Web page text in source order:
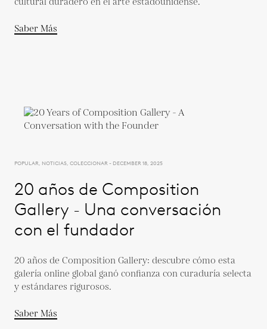
Saber Más
POPULAR, NOTICIAS, COLECCIONAR - DECEMBER 18, 2025
20 años de Composition
Gallery - Una conversación
con el fundador
20 años de Composition Gallery: descubre cómo esta
galería online global ganó confianza con curaduría selecta
y estándares rigurosos.
Saber Más